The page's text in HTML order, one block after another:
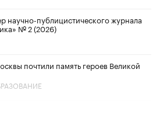
научно-публицистического журнала
№ 2 (2026)
почтили память героев Великой